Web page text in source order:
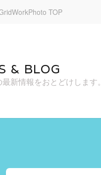
TOP
& BLOG
新情報をおとどけします。